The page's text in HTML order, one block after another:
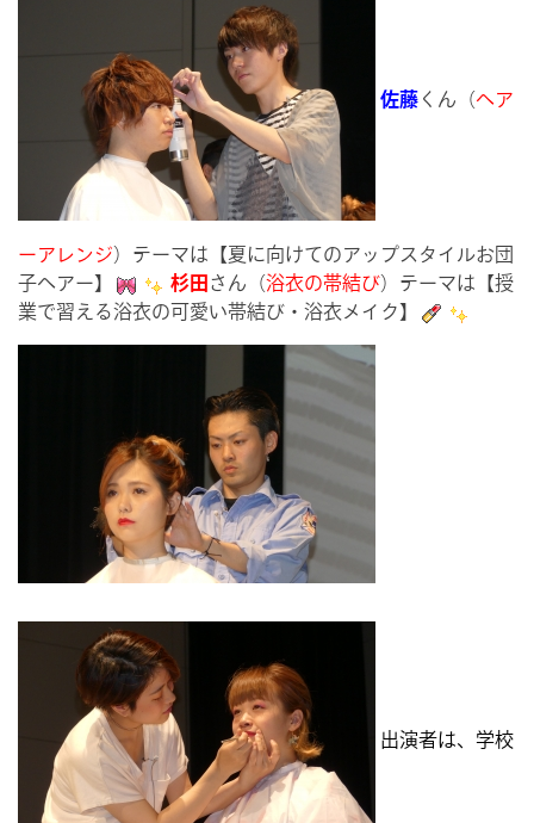
佐藤 くん（ヘア
ーアレンジ）テーマは【夏に向けてのアップスタイルお団
子ヘアー】
杉田 さん（浴衣の帯結び）テーマは【授
業で習える浴衣の可愛い帯結び・浴衣メイク】
出演者は、学校